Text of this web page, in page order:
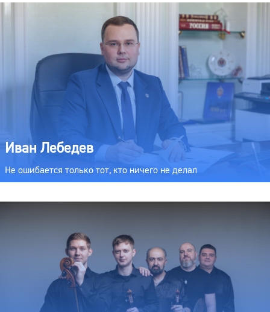
Иван Лебедев
Не ошибается только тот, кто ничего не делал